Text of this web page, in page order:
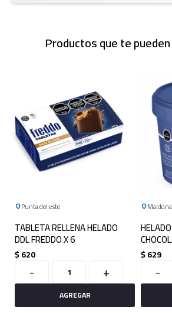
Productos que te
Punta del este
TABLETA RELLENA HELADO
DDL FREDDO X 6
$620
- +
$629
-